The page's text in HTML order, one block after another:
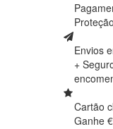
Envios
+
Cartão
Ganhe